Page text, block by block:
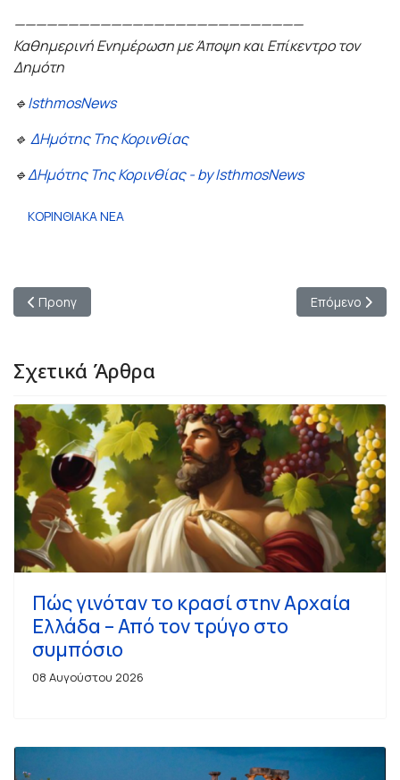
———————————————————————————
Καθημερινή Ενημέρωση με Άποψη και Επίκεντρο τον
Δημότη
🔹IsthmosNews
🔹 ΔΗμότης Της Κορινθίας
🔹ΔΗμότης Της Κορινθίας - by IsthmosNews
ΚΟΡΙΝΘΙΑΚΑ ΝΕΑ
Προηγούμενο άρθρο: Κορινθία: Εκλογή εκπροσώπων στο 16ο
Προηγ Επόμενο
Επόμενο
Σχετικά Άρθρα
Πώς γινόταν το κρασί στην Αρχαία
Ελλάδα – Από τον τρύγο στο
συμπόσιο
08 Αυγούστου 2026